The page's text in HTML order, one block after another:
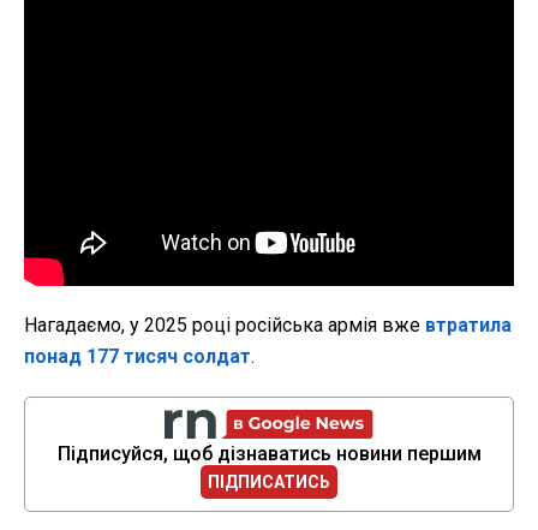
Нагадаємо, у 2025 році російська армія вже втратила
понад 177 тисяч солдат.
Підписуйся, щоб дізнаватись новини першим
ПІДПИСАТИСЬ